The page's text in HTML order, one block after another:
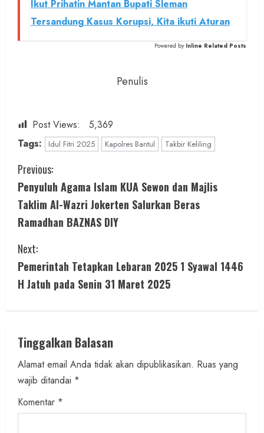
Ikut Prihatin Mantan Bupati Sleman
Tersandung Kasus Korupsi, Kita ikuti Aturan
Powered by Inline Related Posts
Penulis
Post Views:
5,369
Tags:
Idul Fitri 2025 Kapolres Bantul Takbir Keliling
C
o
n
t
i
n
e
R
e
a
Previous:
Penyuluh Agama Islam KUA Sewon dan Majlis
Taklim Al-Wazri Jokerten Salurkan Beras
Ramadhan BAZNAS DIY
Next:
Pemerintah Tetapkan Lebaran 2025 1 Syawal 1446
H Jatuh pada Senin 31 Maret 2025
Tinggalkan Balasan
Alamat email Anda tidak akan dipublikasikan. Ruas yang
wajib ditandai *
Komentar *